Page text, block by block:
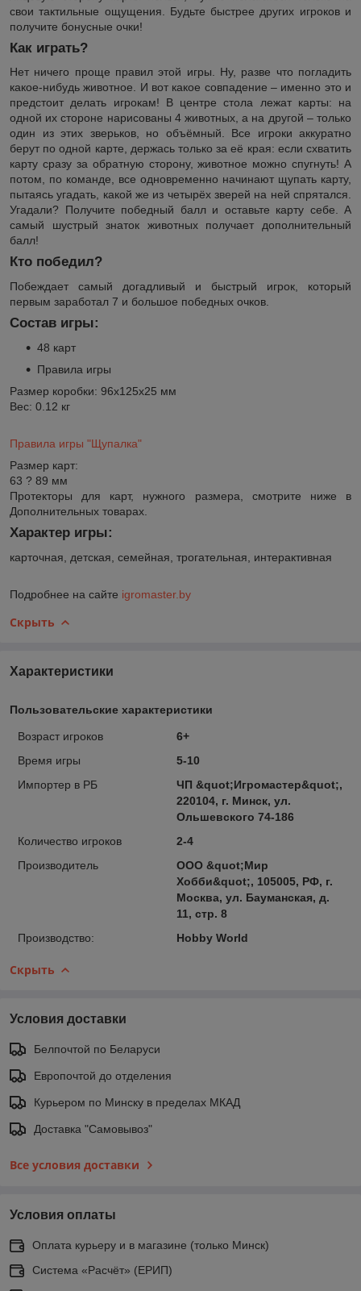
свои тактильные ощущения. Будьте быстрее других игроков и
получите бонусные очки!
Как играть?
Нет ничего проще правил этой игры. Ну, разве что погладить
какое-нибудь животное. И вот какое совпадение – именно это и
предстоит делать игрокам! В центре стола лежат карты: на
одной их стороне нарисованы 4 животных, а на другой – только
один из этих зверьков, но объёмный. Все игроки аккуратно
берут по одной карте, держась только за её края: если схватить
карту сразу за обратную сторону, животное можно спугнуть! А
потом, по команде, все одновременно начинают щупать карту,
пытаясь угадать, какой же из четырёх зверей на ней спрятался.
Угадали? Получите победный балл и оставьте карту себе. А
самый шустрый знаток животных получает дополнительный
балл!
Кто победил?
Побеждает самый догадливый и быстрый игрок, который
первым заработал 7 и большое победных очков.
Состав игры:
48 карт
Правила игры
Размер коробки: 96x125x25 мм
Вес: 0.12 кг
Правила игры "Щупалка"
Размер карт:
63 ? 89 мм
Протекторы для карт, нужного размера, смотрите ниже в
Дополнительных товарах.
Характер игры:
карточная, детская, семейная, трогательная, интерактивная
Подробнее на сайте igromaster.by
Скрыть
Характеристики
Пользовательские характеристики
Возраст игроков
6+
Время игры
5-10
Импортер в РБ
ЧП &quot;Игромастер&quot;,
220104, г. Минск, ул.
Ольшевского 74-186
Количество игроков
2-4
Производитель
ООО &quot;Мир
Хобби&quot;, 105005, РФ, г.
Москва, ул. Бауманская, д.
11, стр. 8
Производство:
Hobby World
Скрыть
Условия доставки
Белпочтой по Беларуси
Европочтой до отделения
Курьером по Минску в пределах МКАД
Доставка "Самовывоз"
Все условия доставки
Условия оплаты
Оплата курьеру и в магазине (только Минск)
Система «Расчёт» (ЕРИП)